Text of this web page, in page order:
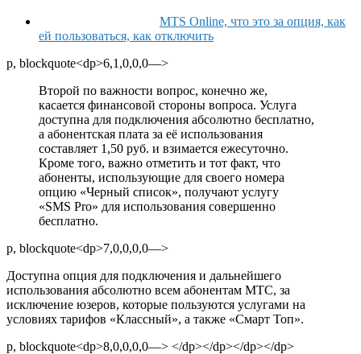
MTS Online, что это за опция, как
ей пользоваться, как отключить
p, blockquote<dp>6,1,0,0,0—>
Второй по важности вопрос, конечно же,
касается финансовой стороны вопроса. Услуга
доступна для подключения абсолютно бесплатно,
а абонентская плата за её использования
составляет 1,50 руб. и взимается ежесуточно.
Кроме того, важно отметить и тот факт, что
абоненты, использующие для своего номера
опцию «Черный список», получают услугу
«SMS Pro» для использования совершенно
бесплатно.
p, blockquote<dp>7,0,0,0,0—>
Доступна опция для подключения и дальнейшего
использования абсолютно всем абонентам МТС, за
исключение юзеров, которые пользуются услугами на
условиях тарифов «Классный», а также «Смарт Топ».
p, blockquote<dp>8,0,0,0,0—> </dp></dp></dp></dp>